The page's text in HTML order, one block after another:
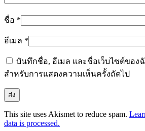
ชื่อ *
อีเมล *
บันทึกชื่อ, อีเมล และชื่อเว็บไซต์ของ
สำหรับการแสดงความเห็นครั้งถัดไป
This site uses Akismet to reduce spam.
data is processed.